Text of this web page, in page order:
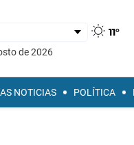
11°
de 2026
NOTICIAS POLÍTICA